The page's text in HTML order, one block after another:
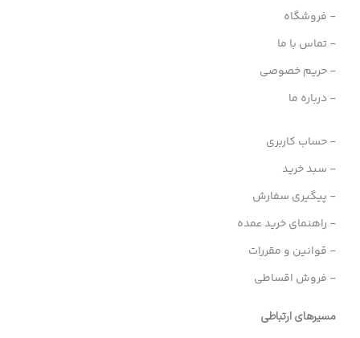
- فروشگاه
- تماس با ما
- حریم خصوصی
- درباره ما
- حساب کاربری
- سبد خرید
- پیگیری سفارش
- راهنمای خرید عمده
- قوانین و مقررات
- فروش اقساطی
مسیرهای ارتباطی